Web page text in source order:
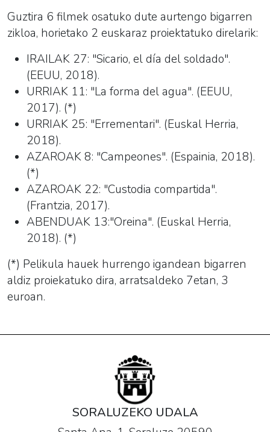
Guztira 6 filmek osatuko dute aurtengo bigarren
zikloa, horietako 2 euskaraz proiektatuko direlarik:
IRAILAK 27: "Sicario, el día del soldado".
(EEUU, 2018).
URRIAK 11: "La forma del agua". (EEUU,
2017). (*)
URRIAK 25: "Errementari". (Euskal Herria,
2018).
AZAROAK 8: "Campeones". (Espainia, 2018).
(*)
AZAROAK 22: "Custodia compartida".
(Frantzia, 2017).
ABENDUAK 13:"Oreina". (Euskal Herria,
2018). (*)
(*) Pelikula hauek hurrengo igandean bigarren
aldiz proiekatuko dira, arratsaldeko 7etan, 3
euroan.
SORALUZEKO UDALA